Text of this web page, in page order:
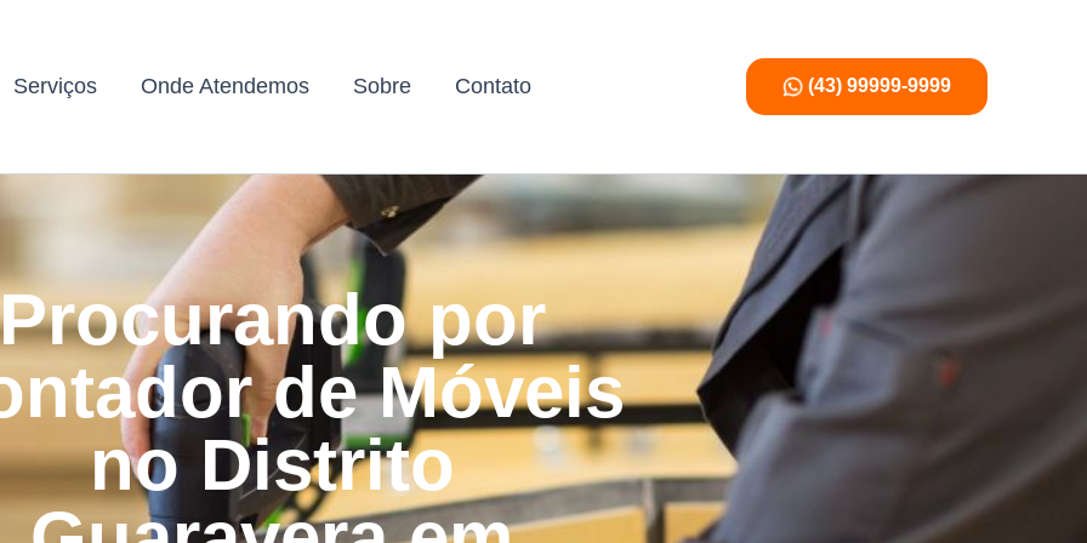
Serviços Onde Atendemos Sobre Contato (43) 99999-9999
por
de Móveis
no Distrito